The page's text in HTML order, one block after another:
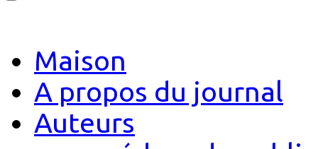
Maison
A propos du journal
Auteurs